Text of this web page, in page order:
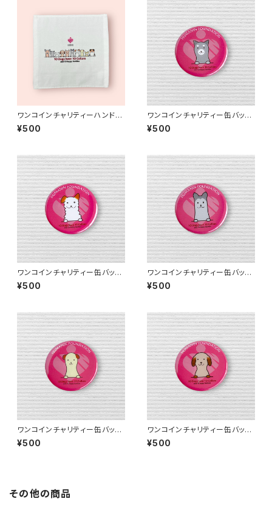
ワンコインチャリティーハンドタ
オル【送料無料】
¥500
ワンコインチャリティー缶バッジ
J【送料無料】
¥500
ワンコインチャリティー缶バッジ
I【送料無料】
¥500
ワンコインチャリティー缶バッジ
G【送料無料】
¥500
ワンコインチャリティー缶バッジ
F【送料無料】
¥500
ワンコインチャリティー缶バッジ
E【送料無料】
¥500
その他の商品